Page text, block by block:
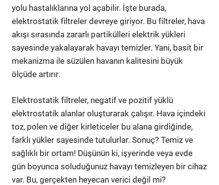
yolu hastalıklarına yol açabilir. İşte burada,
elektrostatik filtreler devreye giriyor. Bu filtreler, hava
akışı sırasında zararlı partikülleri elektrik yükleri
sayesinde yakalayarak havayı temizler. Yani, basit bir
mekanizma ile süzülen havanın kalitesini büyük
ölçüde artırır.
Elektrostatik filtreler, negatif ve pozitif yüklü
elektrostatik alanlar oluşturarak çalışır. Hava içindeki
toz, polen ve diğer kirleticeler bu alana girdiğinde,
farklı yükler sayesinde tutulurlar. Sonuç? Temiz ve
sağlıklı bir ortam! Düşünün ki, işyerinde veya evde
gün boyunca soluduğunuz havayı temizleyen bir cihaz
var. Bu, gerçekten heyecan verici değil mi?